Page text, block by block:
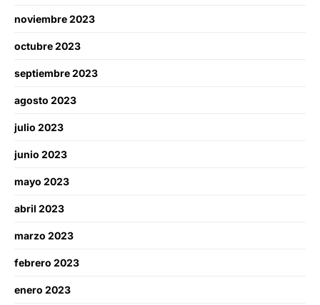
noviembre 2023
octubre 2023
septiembre 2023
agosto 2023
julio 2023
junio 2023
mayo 2023
abril 2023
marzo 2023
febrero 2023
enero 2023